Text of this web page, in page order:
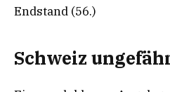
Endstand (56.)
Schweiz